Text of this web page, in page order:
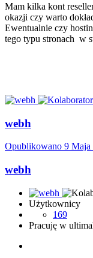
Mam kilka kont
okazji czy warto
Ewentualnie czy
tego typu stronach w
webh
Opublikowano 9 Maja
webh
Użytkownicy
169
Pracuję w